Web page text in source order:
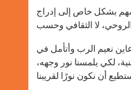
بشكل خاص إلى إدراج
نعيم الرب وأتأمل في
لكي يلمسنا نور وجهه،